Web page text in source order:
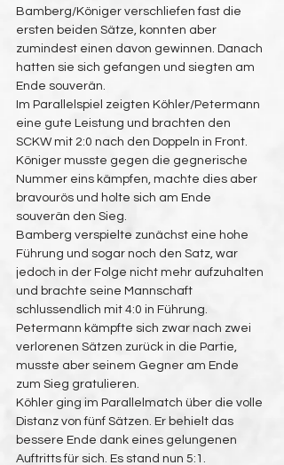
Bamberg/Königer verschliefen fast die
ersten beiden Sätze, konnten aber
zumindest einen davon gewinnen. Danach
hatten sie sich gefangen und siegten am
Ende souverän.
Im Parallelspiel zeigten Köhler/Petermann
eine gute Leistung und brachten den
SCKW mit 2:0 nach den Doppeln in Front.
Königer musste gegen die gegnerische
Nummer eins kämpfen, machte dies aber
bravourös und holte sich am Ende
souverän den Sieg.
Bamberg verspielte zunächst eine hohe
Führung und sogar noch den Satz, war
jedoch in der Folge nicht mehr aufzuhalten
und brachte seine Mannschaft
schlussendlich mit 4:0 in Führung.
Petermann kämpfte sich zwar nach zwei
verlorenen Sätzen zurück in die Partie,
musste aber seinem Gegner am Ende
zum Sieg gratulieren.
Köhler ging im Parallelmatch über die volle
Distanz von fünf Sätzen. Er behielt das
bessere Ende dank eines gelungenen
Auftritts für sich. Es stand nun 5:1.